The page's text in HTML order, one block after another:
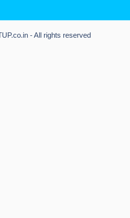
- All rights reserved